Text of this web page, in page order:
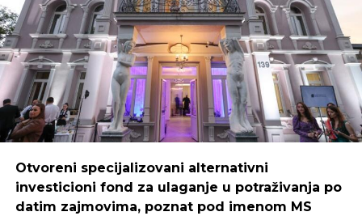
NE PROPUSTITE
Konsolidovana dobit Tehnogasa 3,6 mlrd.
RSD
Boškoističe:
“Mi smo sredstva iskoristili da kreiramo,
unaprijedimo i pustimo u izdavaštvo udžbenike za
djecu, prilagođene raznim uzrastima. Danas naši
udžbenici pomažu mnogim mališanima da lakše
uče i odrastaju.”
REKLAMA
Otvoreni specijalizovani alternativni
investicioni fond za ulaganje u potraživanja po
datim zajmovima, poznat pod imenom MS